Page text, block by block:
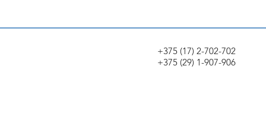
+375 (17) 2-702-702
+375 (29) 1-907-906